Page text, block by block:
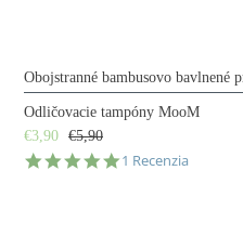
Obojstranné bambusovo bavlnené
Odličovacie tampóny MooM
€3,90 €5,90
5.0
1 Recenzia